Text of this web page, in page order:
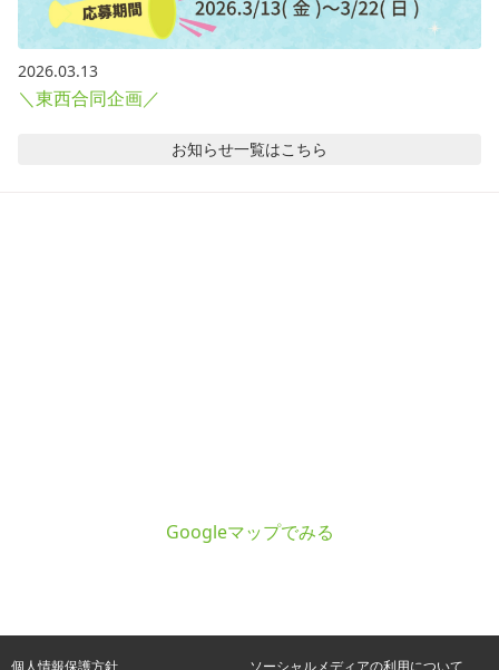
2026.03.13
＼東西合同企画／
お知らせ一覧はこちら
Googleマップでみる
個人情報保護方針 ソーシャルメディアの利用について